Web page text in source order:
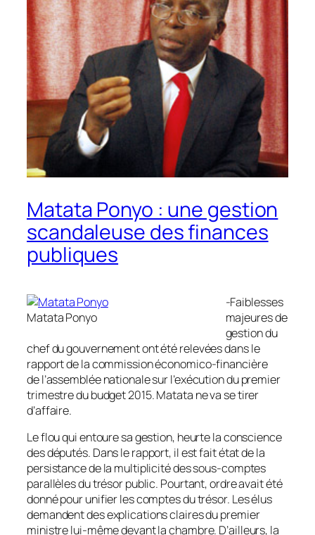
Matata Ponyo : une gestion
scandaleuse des finances
publiques
Matata Ponyo
-Faiblesses
majeures de
gestion du
chef du gouvernement ont été relevées dans le
rapport de la commission économico-financière
de l’assemblée nationale sur l’exécution du premier
trimestre du budget 2015. Matata ne va se tirer
d’affaire.
Le flou qui entoure sa gestion, heurte la conscience
des députés. Dans le rapport, il est fait état de la
persistance de la multiplicité des sous-comptes
parallèles du trésor public. Pourtant, ordre avait été
donné pour unifier les comptes du trésor. Les élus
demandent des explications claires du premier
ministre lui-même devant la chambre. D’ailleurs, la